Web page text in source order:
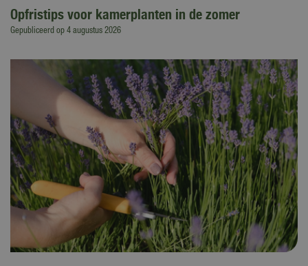
Opfristips voor kamerplanten in de zomer
Gepubliceerd op 4 augustus 2026